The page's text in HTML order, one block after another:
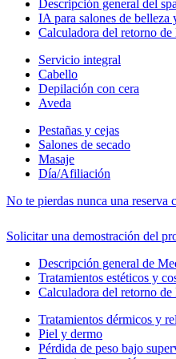
Descripción general del spa
IA para salones de belleza
Calculadora del retorno
Servicio integral
Cabello
Depilación con cera
Aveda
Pestañas y cejas
Salones de secado
Masaje
Día/Afiliación
No te pierdas nunca una reserva
Solicitar una demostración del
Descripción general de
Tratamientos estéticos y
Calculadora del retorno
Tratamientos dérmicos y
Piel y dermo
Pérdida de peso bajo